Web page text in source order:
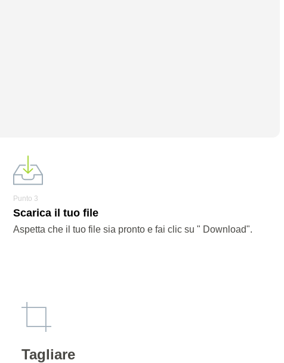
Punto 3
Scarica il tuo file
Aspetta che il tuo file sia pronto e fai clic su " Download".
Tagliare